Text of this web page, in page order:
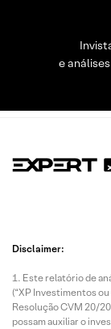
e
Disclaimer:
Este relatório de
(“XP Investimentos
Resolução CVM 20/
possam auxiliar o